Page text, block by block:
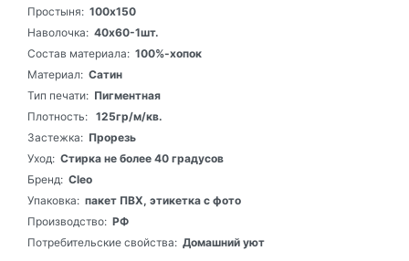
Простыня: 100х150
Наволочка: 40х60-1шт.
Состав материала: 100%-хопок
Материал: Сатин
Тип печати: Пигментная
Плотность: 125гр/м/кв.
Застежка: Прорезь
Уход: Стирка не более 40 градусов
Бренд: Cleo
Упаковка: пакет ПВХ, этикетка с фото
Производство: РФ
Потребительские свойства: Домашний уют